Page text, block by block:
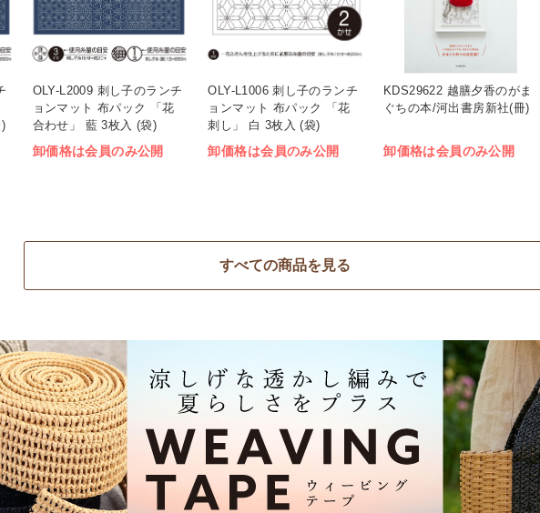
OLY-L2009 刺し子のランチ
ョンマット 布パック 「花
合わせ」 藍 3枚入 (袋)
卸価格は会員のみ公開
OLY-L1006 刺し子のランチ
ョンマット 布パック 「花
刺し」 白 3枚入 (袋)
卸価格は会員のみ公開
KDS29622 越膳夕香のがま
ぐちの本/河出書房新社(冊)
卸価格は会員のみ公開
すべての商品を見る